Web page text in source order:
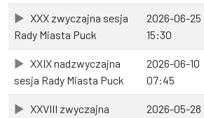
XXX zwyczajna sesja
Rady Miasta Puck
2026-06-25
15:30
XXIX nadzwyczajna
sesja Rady Miasta Puck
2026-06-10
07:45
XXVIII zwyczajna
2026-05-28